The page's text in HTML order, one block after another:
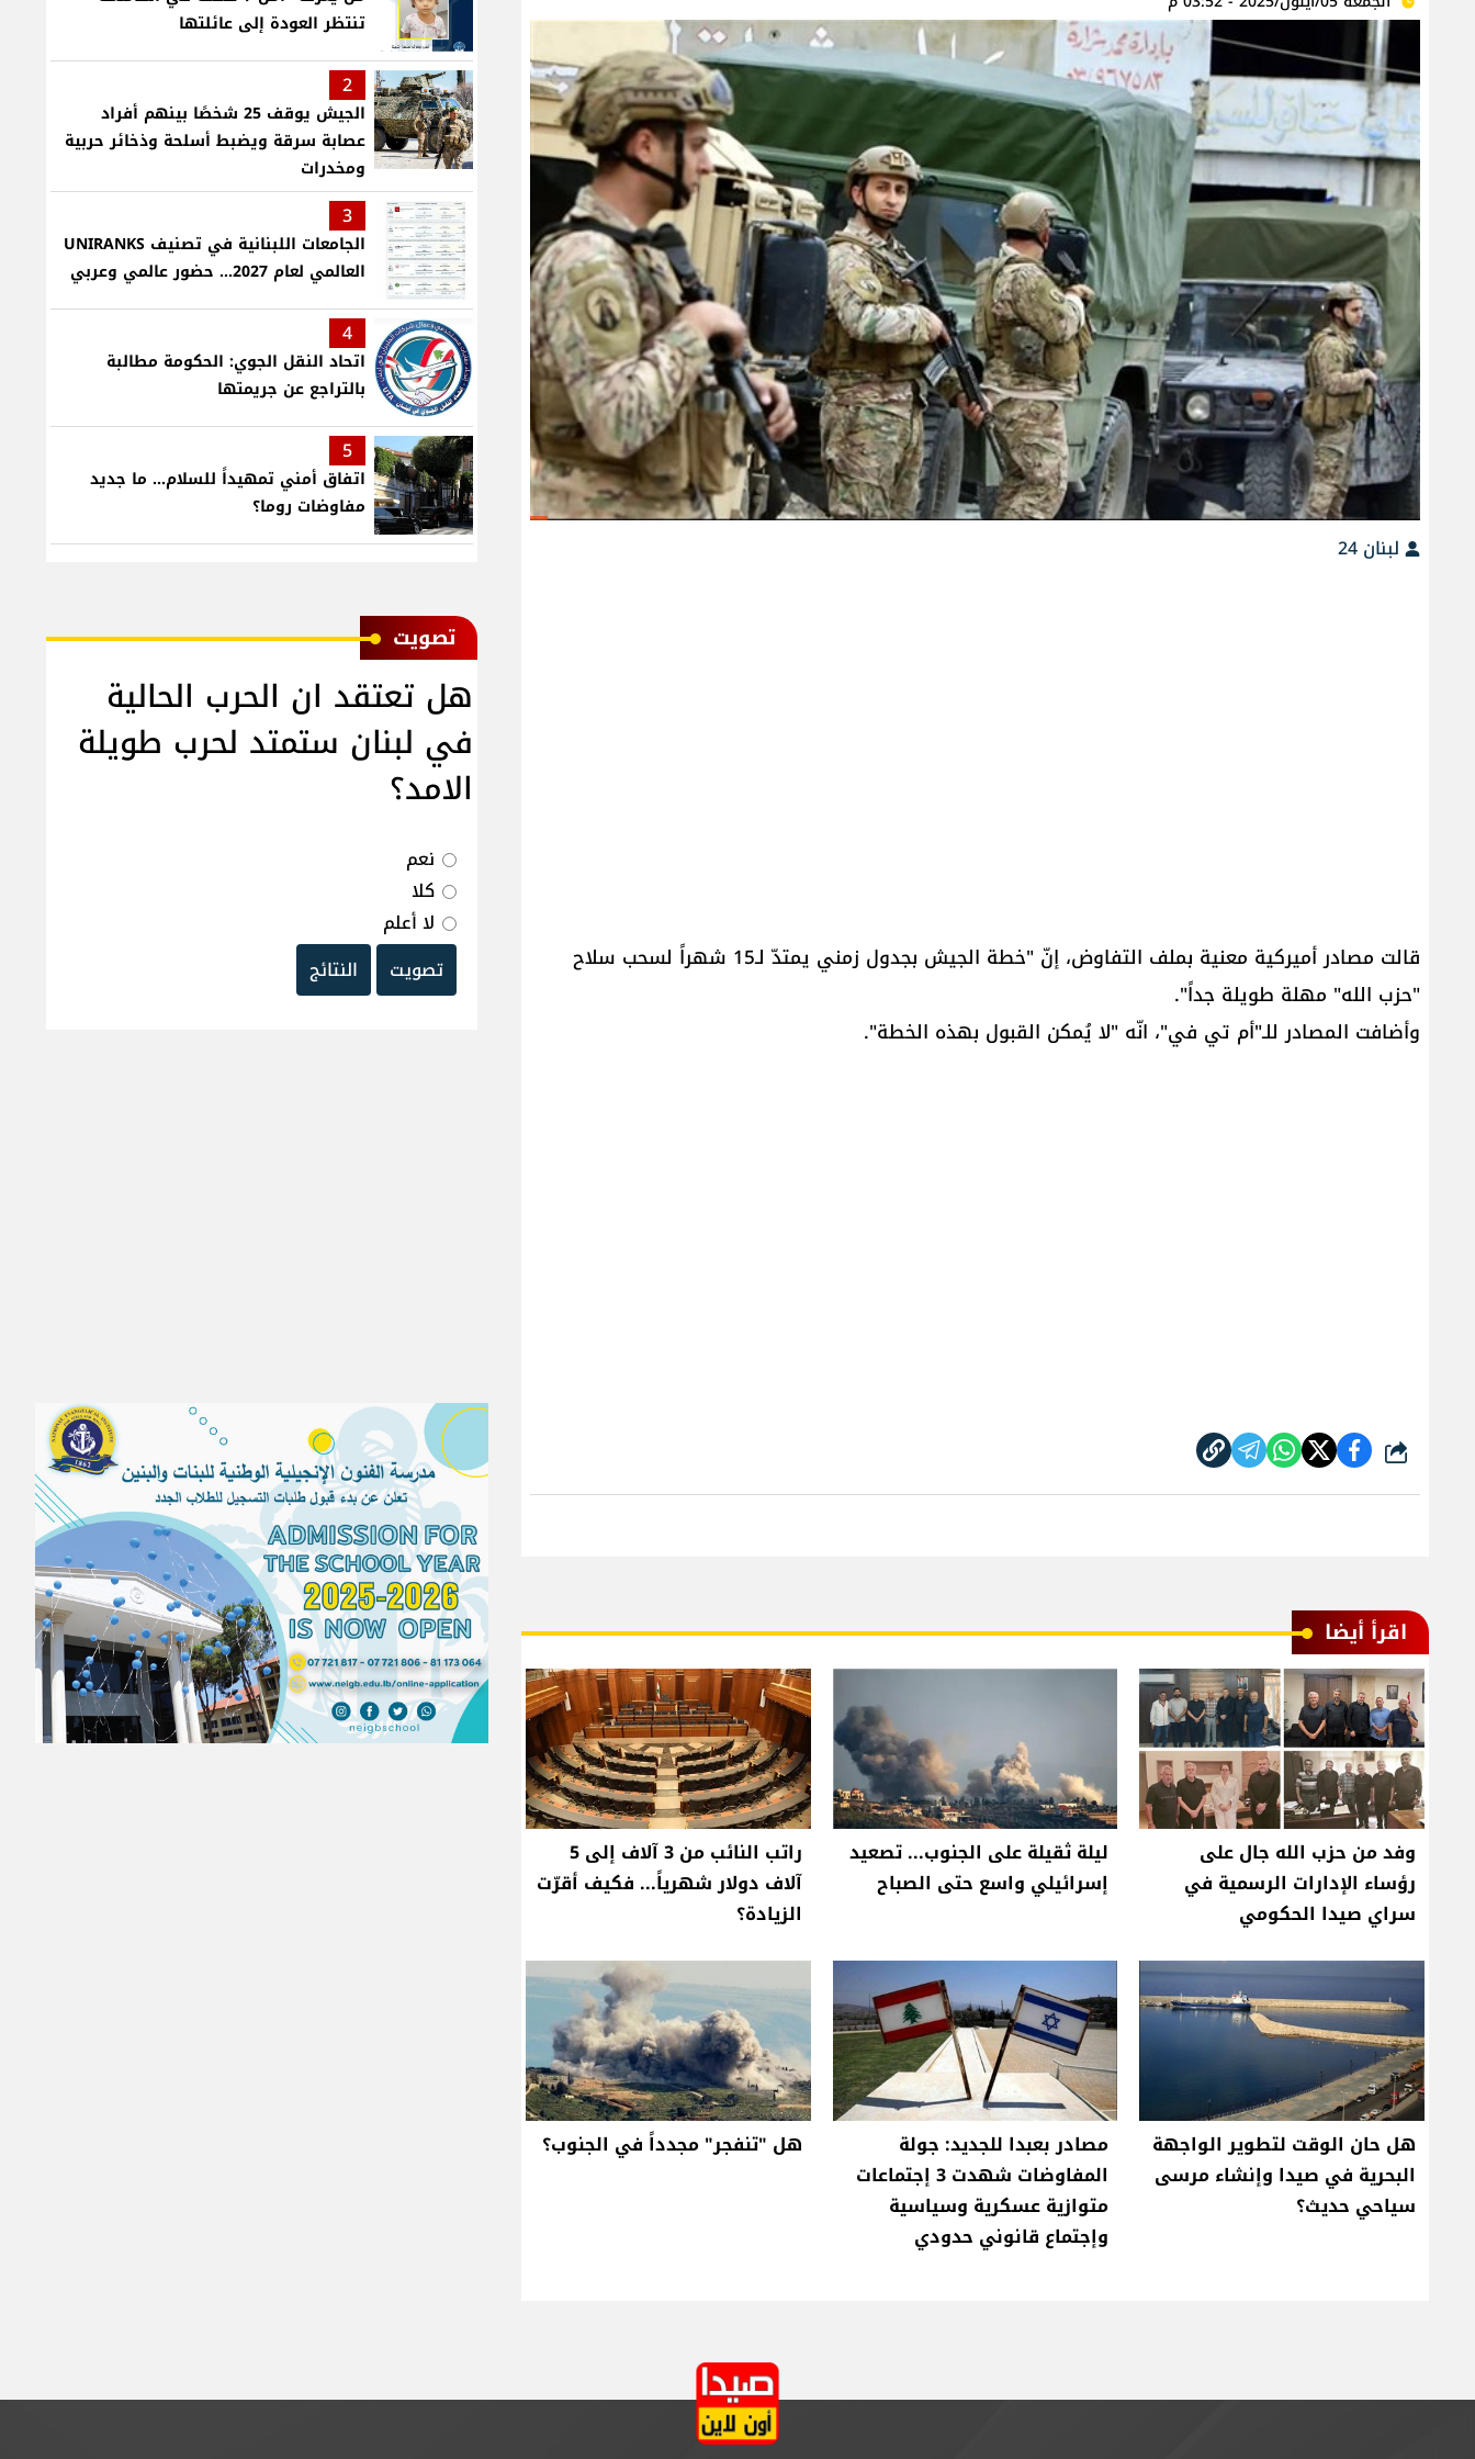
لبنان 24
قالت مصادر أميركية معنية بملف التفاوض، إنّ "خطة الجيش بجدول زمني يمتدّ لـ15 شهراً لسحب سلاح
"حزب الله" مهلة طويلة جداً".
وأضافت المصادر للـ"أم تي في"، انّه "لا يُمكن القبول بهذه الخطة".
شارك
اقرأ أيضا
وفد من حزب الله جال على
رؤساء الإدارات الرسمية في
سراي صيدا الحكومي
ليلة ثقيلة على الجنوب... تصعيد
إسرائيلي واسع حتى الصباح
راتب النائب من 3 آلاف إلى 5
آلاف دولار شهرياً... فكيف أقرّت
الزيادة؟
هل حان الوقت لتطوير الواجهة
البحرية في صيدا وإنشاء مرسى
سياحي حديث؟
مصادر بعبدا للجديد: جولة
المفاوضات شهدت 3 إجتماعات
متوازية عسكرية وسياسية
وإجتماع قانوني حدودي
هل "تنفجر" مجدداً في الجنوب؟
تنتظر العودة إلى عائلتها
2
الجيش يوقف 25 شخصًا بينهم أفراد
عصابة سرقة ويضبط أسلحة وذخائر حربية
ومخدرات
3
الجامعات اللبنانية في تصنيف UNIRANKS
العالمي لعام 2027... حضور عالمي وعربي
4
اتحاد النقل الجوي: الحكومة مطالبة
بالتراجع عن جريمتها
5
اتفاق أمني تمهيداً للسلام... ما جديد
مفاوضات روما؟
ﺗﺼﻮﻳﺖ
هل تعتقد ان الحرب الحالية
في لبنان ستمتد لحرب طويلة
الامد؟
نعم
كلا
لا أعلم
تصويت
النتائج